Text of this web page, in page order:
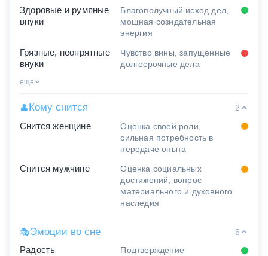
Здоровые и румяные
внуки
Благополучный исход дел,
мощная созидательная
энергия
Грязные, неопрятные
внуки
Чувство вины, запущенные
долгосрочные дела
еще
👤Кому снится
2
Снится женщине
Оценка своей роли,
сильная потребность в
передаче опыта
Снится мужчине
Оценка социальных
достижений, вопрос
материального и духовного
наследия
🎭Эмоции во сне
5
Радость
Подтверждение